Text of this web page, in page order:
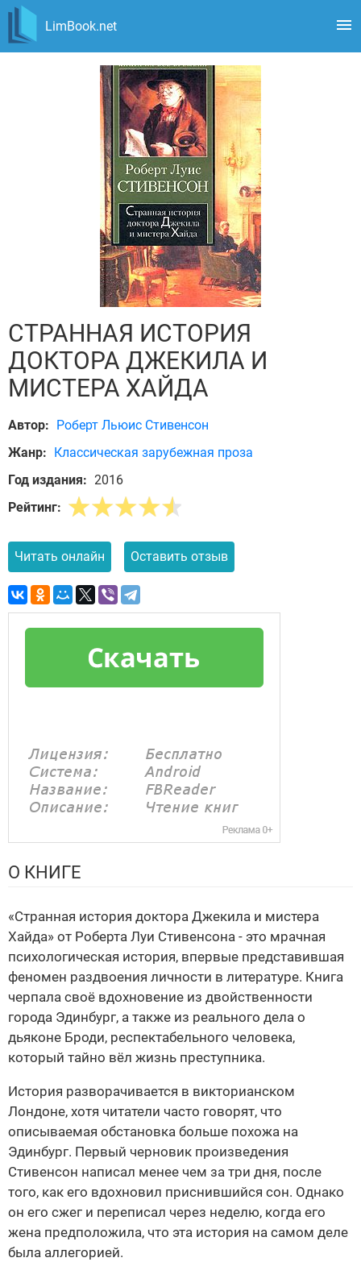
LimBook.net
СТРАННАЯ ИСТОРИЯ
ДОКТОРА ДЖЕКИЛА И
МИСТЕРА ХАЙДА
Автор: Роберт Льюис Стивенсон
Жанр: Классическая зарубежная проза
Год издания: 2016
Рейтинг:
Читать онлайн Оставить отзыв
О КНИГЕ
«Странная история доктора Джекила и мистера
Хайда» от Роберта Луи Стивенсона - это мрачная
психологическая история, впервые представившая
феномен раздвоения личности в литературе. Книга
черпала своё вдохновение из двойственности
города Эдинбург, а также из реального дела о
дьяконе Броди, респектабельного человека,
который тайно вёл жизнь преступника.
История разворачивается в викторианском
Лондоне, хотя читатели часто говорят, что
описываемая обстановка больше похожа на
Эдинбург. Первый черновик произведения
Стивенсон написал менее чем за три дня, после
того, как его вдохновил приснившийся сон. Однако
он его сжег и переписал через неделю, когда его
жена предположила, что эта история на самом деле
была аллегорией.